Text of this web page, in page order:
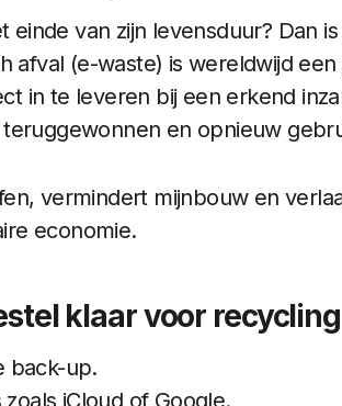
einde van zijn levensduur? Dan
afval (e-waste) is wereldwijd
in te leveren bij een erkend
en opnieuw
vermindert mijnbouw en
economie.
klaar voor
back-up.
iCloud of Google.